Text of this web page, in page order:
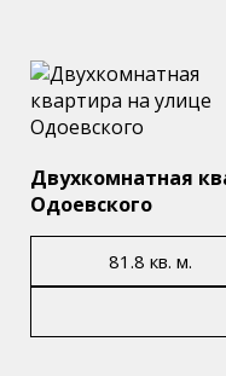
Двухкомнатная
Одоевского
81.8 кв. м.